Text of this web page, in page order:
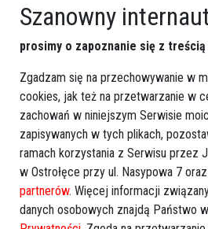
Szanowny
prosimy o zapoznanie się z
Zgadzam się na przechowywanie w
cookies, jak też na przetwarzanie w
zachowań w niniejszym Serwisie
zapisywanych w tych plikach,
ramach korzystania z Serwisu przez
w Ostrołęce przy ul. Nasypowa 7
partnerów. Więcej informacji
danych osobowych znajdą Państwo